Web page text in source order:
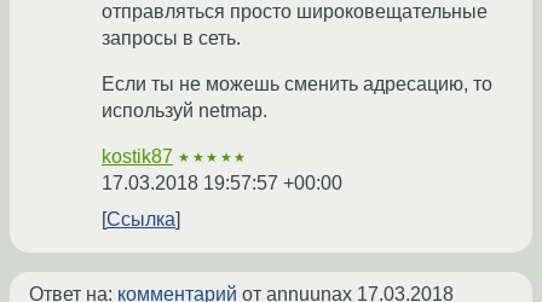
отправляться просто широковещательные
запросы в сеть.
Если ты не можешь сменить адресацию, то
используй netmap.
kostik87 ★★★★★
17.03.2018 19:57:57 +00:00
Ссылка
Ответ на: комментарий от annuunax 17.03.2018